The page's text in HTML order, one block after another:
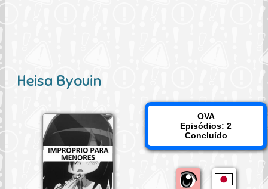
Heisa Byouin
OVA
Episódios: 2
Concluído